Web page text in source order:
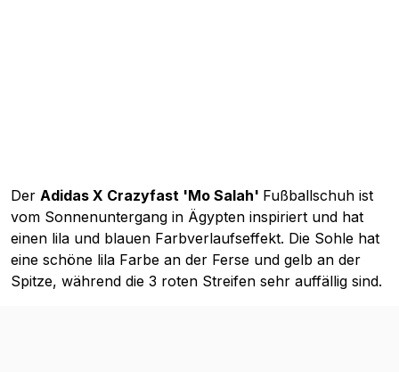
Der Adidas X Crazyfast 'Mo Salah' Fußballschuh ist
vom Sonnenuntergang in Ägypten inspiriert und hat
einen lila und blauen Farbverlaufseffekt. Die Sohle hat
eine schöne lila Farbe an der Ferse und gelb an der
Spitze, während die 3 roten Streifen sehr auffällig sind.